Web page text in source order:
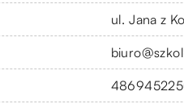
ul. Jana z